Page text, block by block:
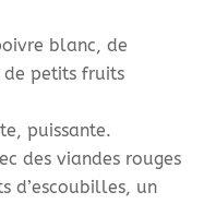
blanc, de
de petits fruits
puissante.
des viandes rouges
d’escoubilles, un